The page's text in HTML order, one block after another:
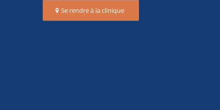
Se rendre à la clinique